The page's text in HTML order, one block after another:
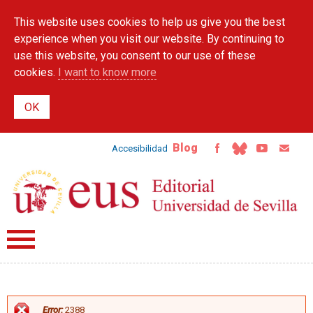
main
content
This website uses cookies to help us give you the best
experience when you visit our website. By continuing to
use this website, you consent to our use of these
cookies. I want to know more
Accesibilidad Blog
Error:2388